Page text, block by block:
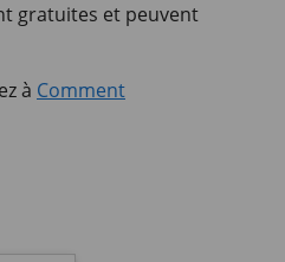
gratuites et peuvent
à Comment